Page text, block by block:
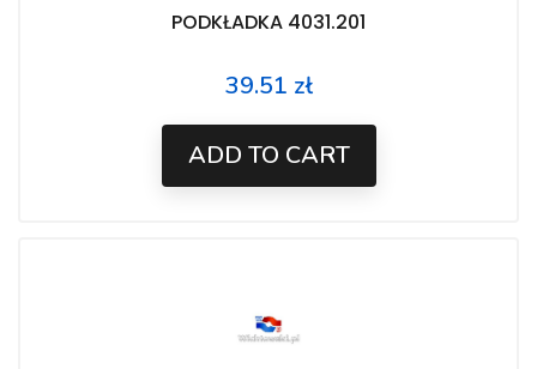
PODKŁADKA 4031.201
Price
39.51 zł
ADD TO CART